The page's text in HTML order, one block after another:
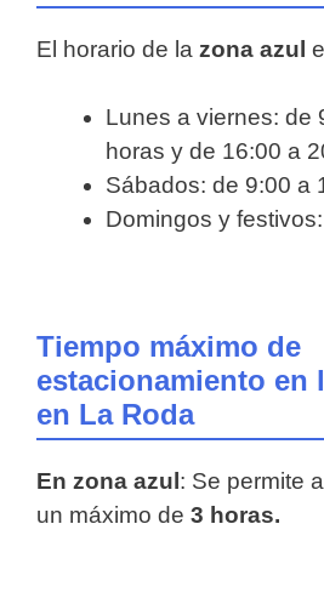
El horario de la zona azul
Lunes a viernes: de
horas y de 16:00 a
Sábados: de 9:00 a
Domingos y
Tiempo máximo de
estacionamiento en
en La Roda
En zona azul : Se permite
un máximo de 3 horas.